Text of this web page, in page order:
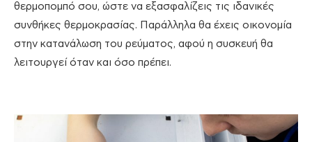
θερμοπομπό σου, ώστε να εξασφαλίζεις τις ιδανικές
συνθήκες θερμοκρασίας. Παράλληλα θα έχεις οικονομία
στην κατανάλωση του ρεύματος, αφού η συσκευή θα
λειτουργεί όταν και όσο πρέπει.